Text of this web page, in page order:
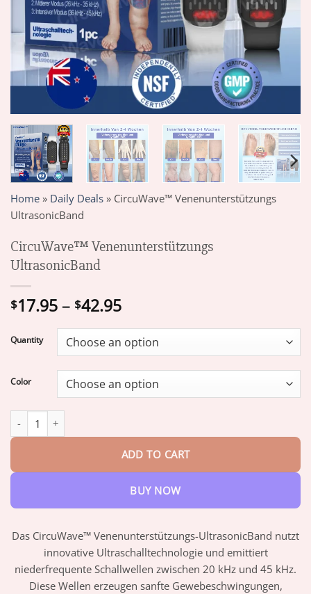
Home » Daily Deals » CircuWave™ Venenunterstützungs
UltrasonicBand
CircuWave™ Venenunterstützungs
UltrasonicBand
$17.95 – $42.95Price
$17.95
through
$42.95
Quantity
Color
ADD TO CART
BUY NOW
Das CircuWave™ Venenunterstützungs-UltrasonicBand nutzt
innovative Ultraschalltechnologie und emittiert
niederfrequente Schallwellen zwischen 20 kHz und 45 kHz.
Diese Wellen erzeugen sanfte Gewebeschwingungen,